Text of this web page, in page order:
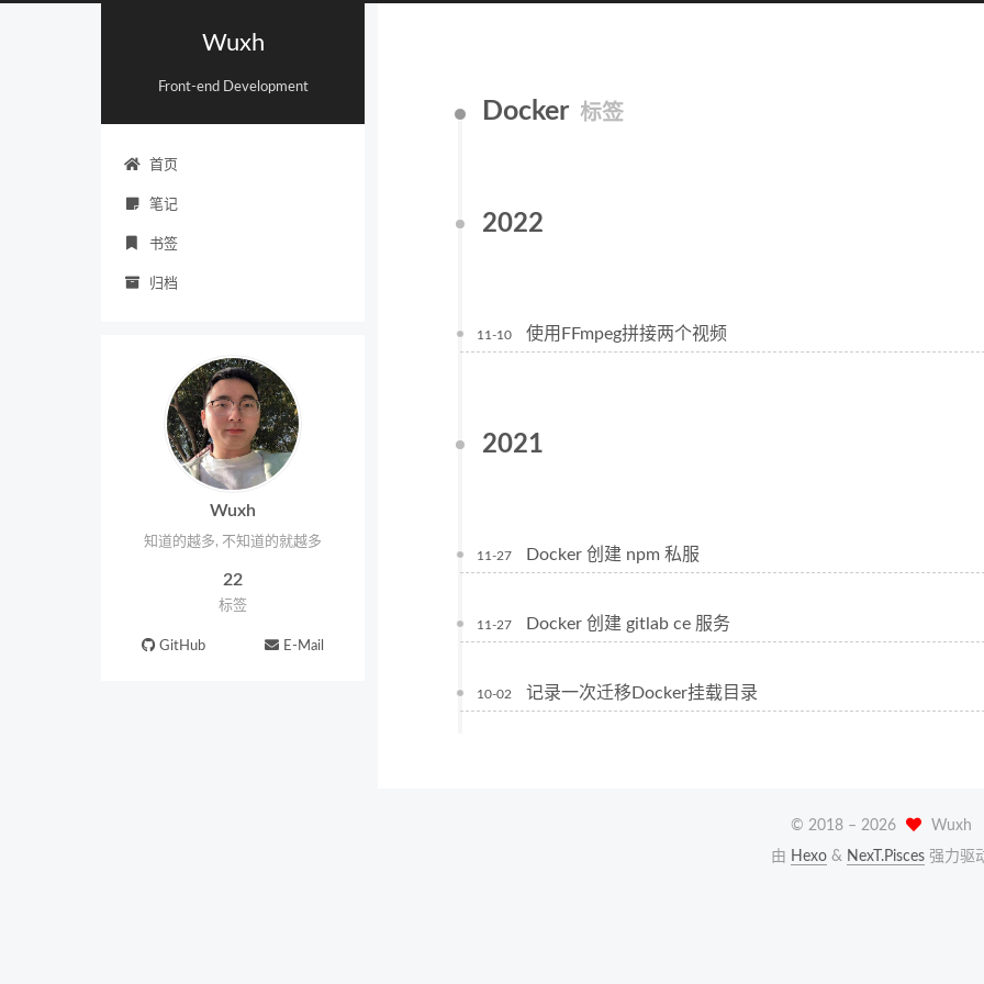
Wuxh
Front-end Development
首页
笔记
书签
归档
Docker 标签
2022
11-10 使用FFmpeg拼接两个视频
2021
11-27 Docker 创建 npm 私服
11-27 Docker 创建 gitlab ce 服务
10-02 记录一次迁移Docker挂载目录
Wuxh
知道的越多, 不知道的就越多
22
标签
GitHub E-Mail
© 2018 – 2026
Wuxh
由 Hexo & NexT.Pisces 强力驱